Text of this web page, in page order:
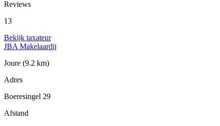
Reviews
13
Bekijk taxateur
JBA Makelaardij
Joure (9.2 km)
Adres
Boeresingel 29
Afstand